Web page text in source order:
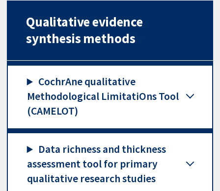
Qualitative evidence
synthesis methods
CochrAne qualitative
Methodological LimitatiOns Tool
(CAMELOT)
Data richness and thickness
assessment tool for primary
qualitative research studies